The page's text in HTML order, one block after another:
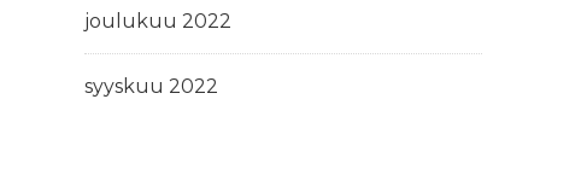
joulukuu 2022
syyskuu 2022